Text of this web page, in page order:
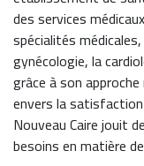
des services
spécialités
gynécologie, la
grâce à son
envers la
Nouveau Caire jouit
besoins en matière